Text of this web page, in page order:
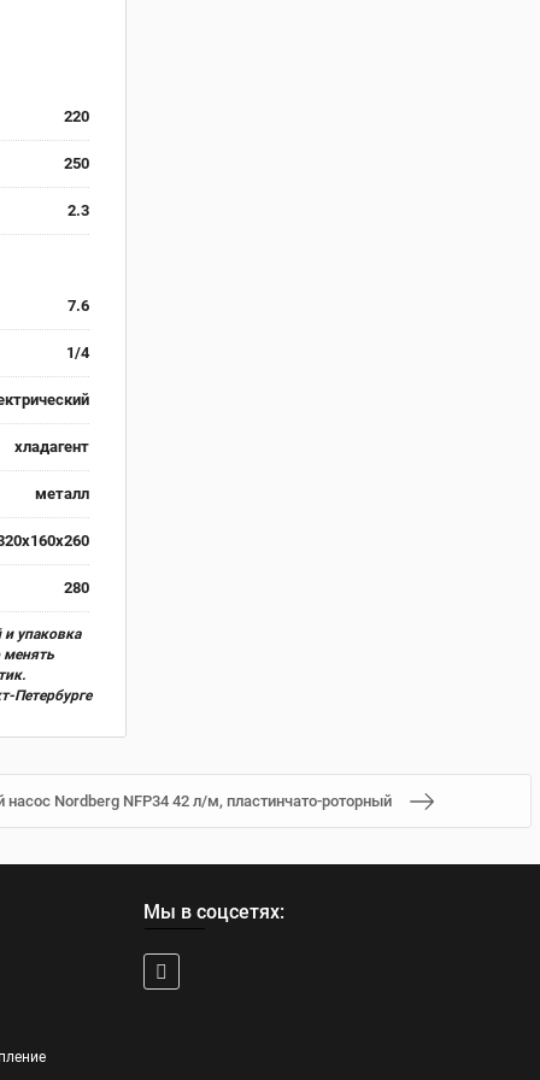
220
250
2.3
7.6
1/4
хладагент
металл
280
упаковка
менять
Петербурге
Nordberg NFP34 42 л/м, пластинчато-роторный
Мы в соцсетях: